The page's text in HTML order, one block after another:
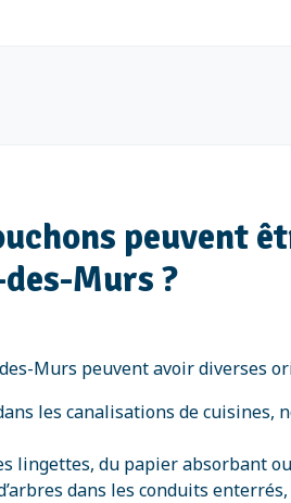
peuvent
Murs ?
Murs peuvent avoir diverses
les canalisations de
lingettes, du papier absorbant
dans les conduits